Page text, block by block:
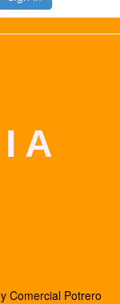
A
Comercial Potrero